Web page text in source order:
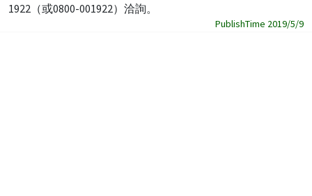
1922（或0800-001922）洽詢。
PublishTime 2019/5/9